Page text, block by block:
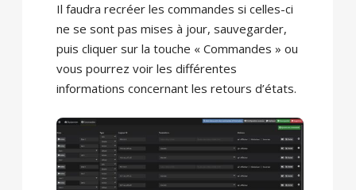
Il faudra recréer les commandes si celles-ci
ne se sont pas mises à jour, sauvegarder,
puis cliquer sur la touche « Commandes » ou
vous pourrez voir les différentes
informations concernant les retours d’états.